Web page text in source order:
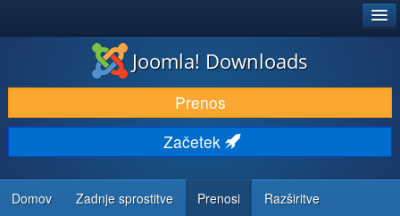
PRENESI IN RAZŠIRI
ODKRIJTE & IZVEJTE
SKUPNOST IN PODPORA
VIRI ZA RAZVIJALCE
Joomla! Downloads
Prenos
Začetek
Domov Zadnje sprostitve Prenosi Razširitve